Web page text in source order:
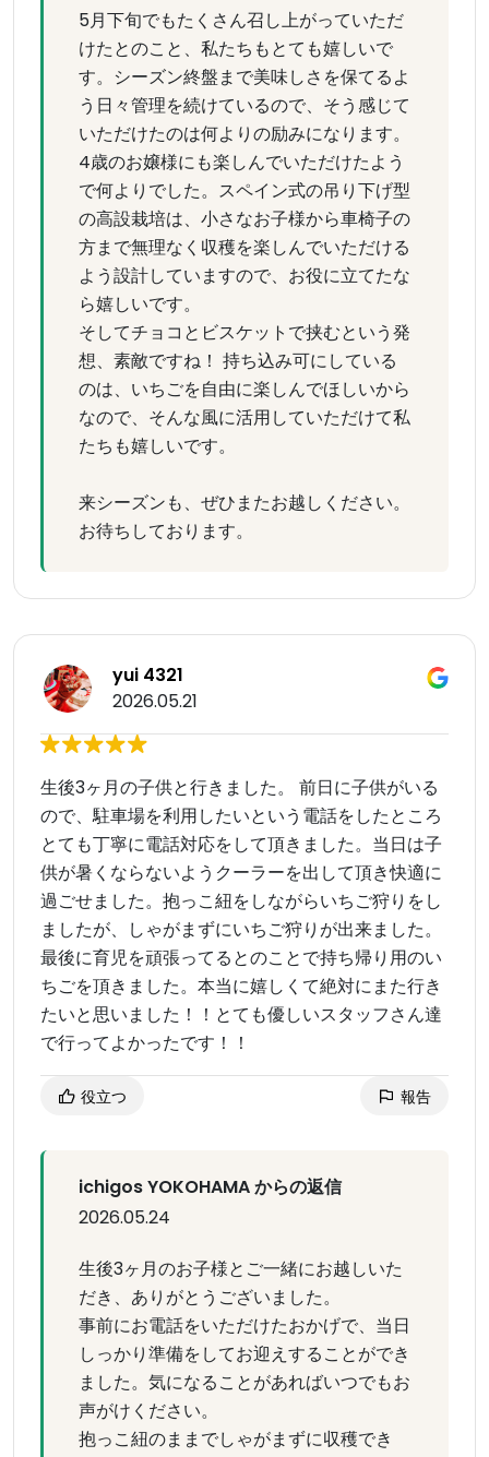
5月下旬でもたくさん召し上がっていただ
けたとのこと、私たちもとても嬉しいで
す。シーズン終盤まで美味しさを保てるよ
う日々管理を続けているので、そう感じて
いただけたのは何よりの励みになります。
4歳のお嬢様にも楽しんでいただけたよう
で何よりでした。スペイン式の吊り下げ型
の高設栽培は、小さなお子様から車椅子の
方まで無理なく収穫を楽しんでいただける
よう設計していますので、お役に立てたな
ら嬉しいです。
そしてチョコとビスケットで挟むという発
想、素敵ですね！ 持ち込み可にしている
のは、いちごを自由に楽しんでほしいから
なので、そんな風に活用していただけて私
たちも嬉しいです。
来シーズンも、ぜひまたお越しください。
お待ちしております。
yui 4321
2026.05.21
生後3ヶ月の子供と行きました。 前日に子供がいる
ので、駐車場を利用したいという電話をしたところ
とても丁寧に電話対応をして頂きました。当日は子
供が暑くならないようクーラーを出して頂き快適に
過ごせました。抱っこ紐をしながらいちご狩りをし
ましたが、しゃがまずにいちご狩りが出来ました。
最後に育児を頑張ってるとのことで持ち帰り用のい
ちごを頂きました。本当に嬉しくて絶対にまた行き
たいと思いました！！とても優しいスタッフさん達
で行ってよかったです！！
役立つ 報告
ichigos YOKOHAMA からの返信
2026.05.24
生後3ヶ月のお子様とご一緒にお越しいた
だき、ありがとうございました。
事前にお電話をいただけたおかげで、当日
しっかり準備をしてお迎えすることができ
ました。気になることがあればいつでもお
声がけください。
抱っこ紐のままでしゃがまずに収穫でき